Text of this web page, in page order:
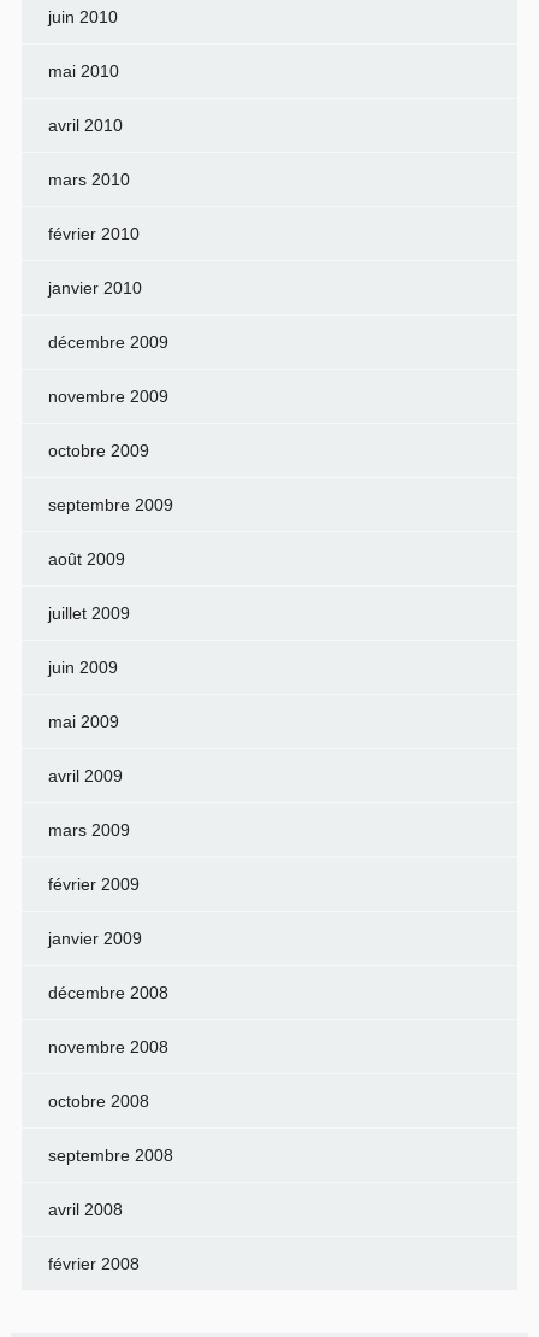
juin 2010
mai 2010
avril 2010
mars 2010
février 2010
janvier 2010
décembre 2009
novembre 2009
octobre 2009
septembre 2009
août 2009
juillet 2009
juin 2009
mai 2009
avril 2009
mars 2009
février 2009
janvier 2009
décembre 2008
novembre 2008
octobre 2008
septembre 2008
avril 2008
février 2008